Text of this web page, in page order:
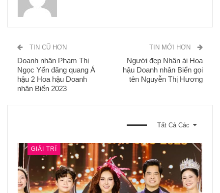
TIN CŨ HƠN
Doanh nhân Phạm Thị
Ngọc Yến đăng quang Á
hậu 2 Hoa hậu Doanh
nhân Biển 2023
TIN MỚI HƠN
Người đẹp Nhân ái Hoa
hậu Doanh nhân Biển gọi
tên Nguyễn Thị Hương
Tất Cả Các
GIẢI TRÍ